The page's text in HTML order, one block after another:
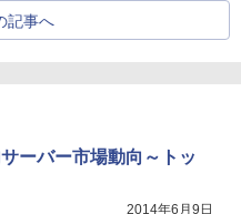
記事へ
ーバー市場動向～トッ
2014年6月9日